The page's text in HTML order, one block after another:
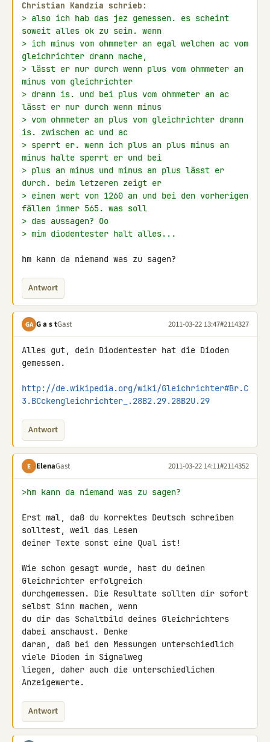
Christian Kandzia schrieb:
> also ich hab das jez gemessen. es scheint
soweit alles ok zu sein. wenn
> ich minus vom ohmmeter an egal welchen ac vom
gleichrichter drann mache,
> lässt er nur durch wenn plus vom ohmmeter an
minus vom gleichrichter
> drann is. und bei plus vom ohmmeter an ac
lässt er nur durch wenn minus
> vom ohmmeter an plus vom gleichrichter drann
is. zwischen ac und ac
> sperrt er. wenn ich plus an plus minus an
minus halte sperrt er und bei
> plus an minus und minus an plus lässt er
durch. beim letzeren zeigt er
> einen wert von 1260 an und bei den vorherigen
fällen immer 565. was soll
> das aussagen? Oo
> mim diodentester halt alles...
hm kann da niemand was zu sagen?
Antwort
GA G a s tGast 2011-03-22 13:47#2114327
Alles gut, dein Diodentester hat die Dioden
gemessen.
http://de.wikipedia.org/wiki/Gleichrichter#Br.C
3.BCckengleichrichter_.28B2.29.28B2U.29
Antwort
E ElenaGast 2011-03-22 14:11#2114352
>hm kann da niemand was zu sagen?
Erst mal, daß du korrektes Deutsch schreiben
solltest, weil das Lesen
deiner Texte sonst eine Qual ist!
Wie schon gesagt wurde, hast du deinen
Gleichrichter erfolgreich
durchgemessen. Die Resultate sollten dir sofort
selbst Sinn machen, wenn
du dir das Schaltbild deines Gleichrichters
dabei anschaust. Denke
daran, daß bei den Messungen unterschiedlich
viele Dioden im Signalweg
liegen, daher auch die unterschiedlichen
Anzeigewerte.
Antwort